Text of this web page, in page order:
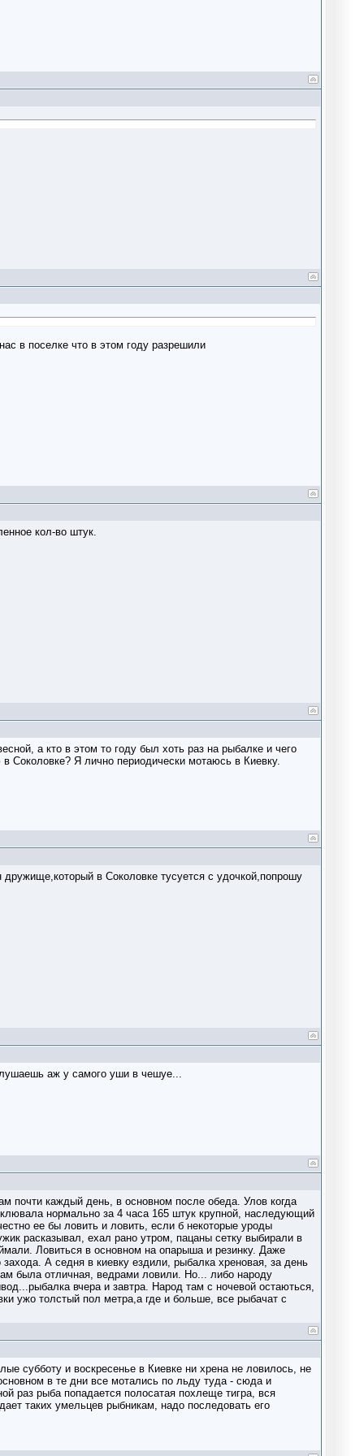
в поселке что в этом году разрешили
кол-во штук.
а кто в этом то году был хоть раз на рыбалке и чего
Соколовке? Я лично периодически мотаюсь в Киевку.
в Соколовке тусуется с удочкой,попрошу
аж у самого уши в чешуе...
почти каждый день, в основном после обеда. Улов когда
нормально за 4 часа 165 штук крупной, наследующий
ее бы ловить и ловить, если б некоторые уроды
расказывал, ехал рано утром, пацаны сетку выбирали в
Ловиться в основном на опарыша и резинку. Даже
А седня в киевку ездили, рыбалка хреновая, за день
была отличная, ведрами ловили. Но... либо народу
вчера и завтра. Народ там с ночевой остаються,
ужо толстый пол метра,а где и больше, все рыбачат с
субботу и воскресенье в Киевке ни хрена не ловилось, не
в те дни все мотались по льду туда - сюда и
раз рыба попадается полосатая похлеще тигра, вся
таких умельцев рыбникам, надо последовать его